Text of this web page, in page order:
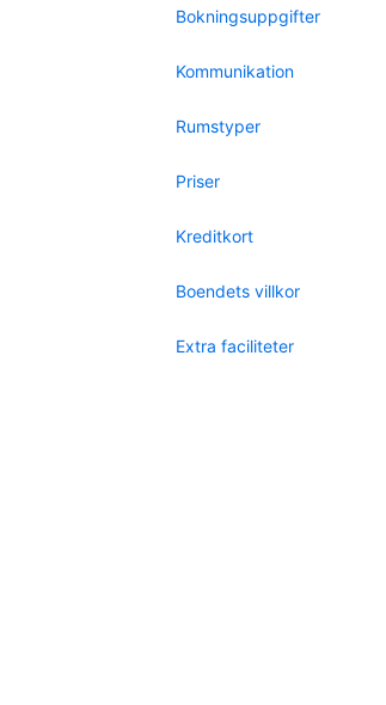
Bokningsuppgifter
Kommunikation
Rumstyper
Priser
Kreditkort
Boendets villkor
Extra faciliteter